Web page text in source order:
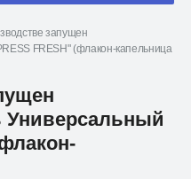
запущен
FRESH" (флакон-капельница